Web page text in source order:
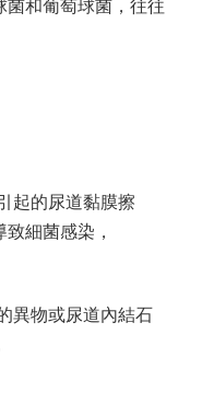
和葡萄球菌，往往
起的尿道黏膜擦
細菌感染，
異物或尿道內結石